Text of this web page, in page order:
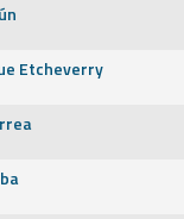
Etcheverry